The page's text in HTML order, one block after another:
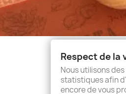
Respect de la
Nous utilisons
statistiques afin
encore de vous